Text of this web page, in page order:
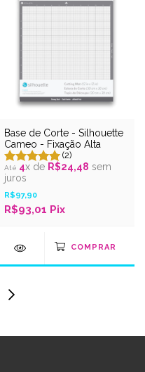
Base de Corte - Silhouette
Cameo - Fixação Alta
(2)
4x de R$24,48 sem
juros
R$97,90
R$93,01 Pix